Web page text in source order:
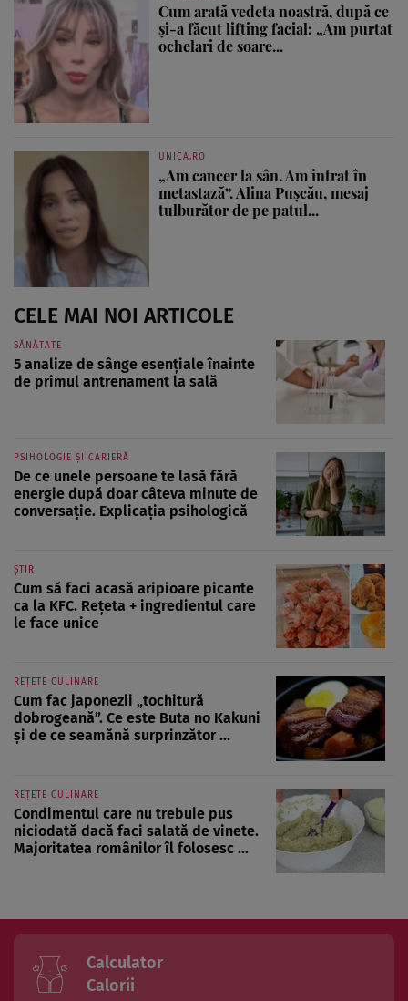
Cum arată vedeta noastră, după ce
și-a făcut lifting facial: „Am purtat
ochelari de soare...
UNICA.RO
„Am cancer la sân. Am intrat în
metastază”. Alina Pușcău, mesaj
tulburător de pe patul...
CELE MAI NOI ARTICOLE
SĂNĂTATE
5 analize de sânge esențiale înainte
de primul antrenament la sală
PSIHOLOGIE ȘI CARIERĂ
De ce unele persoane te lasă fără
energie după doar câteva minute de
conversație. Explicația psihologică
ȘTIRI
Cum să faci acasă aripioare picante
ca la KFC. Rețeta + ingredientul care
le face unice
REȚETE CULINARE
Cum fac japonezii „tochitură
dobrogeană”. Ce este Buta no Kakuni
și de ce seamănă surprinzător ...
REȚETE CULINARE
Condimentul care nu trebuie pus
niciodată dacă faci salată de vinete.
Majoritatea românilor îl folosesc ...
Calculator
Calorii